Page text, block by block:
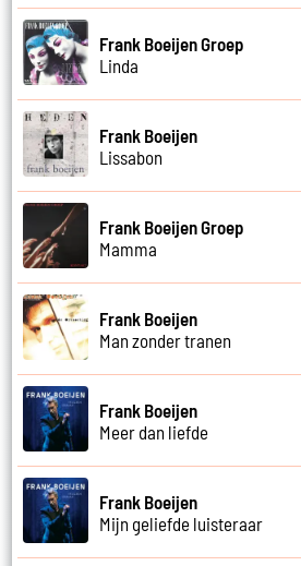
Frank Boeijen Groep
Linda
Frank Boeijen
Lissabon
Frank Boeijen Groep
Mamma
Frank Boeijen
Man zonder tranen
Frank Boeijen
Meer dan liefde
Frank Boeijen
Mijn geliefde luisteraar